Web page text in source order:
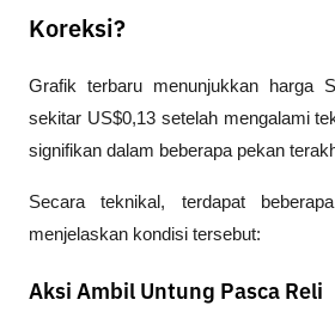
Koreksi?
Grafik terbaru menunjukkan harga
sekitar US$0,13 setelah mengalami
signifikan dalam beberapa pekan
Secara teknikal, terdapat
menjelaskan kondisi tersebut:
Aksi Ambil Untung Pasca Reli